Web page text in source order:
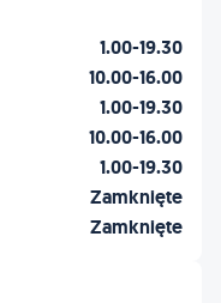
1.00-19.30
10.00-16.00
1.00-19.30
10.00-16.00
1.00-19.30
Zamknięte
Zamknięte